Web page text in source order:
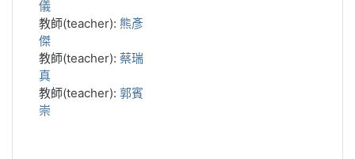
儀
教師(teacher): 熊彥
傑
教師(teacher): 蔡瑞
真
教師(teacher): 郭賓
崇